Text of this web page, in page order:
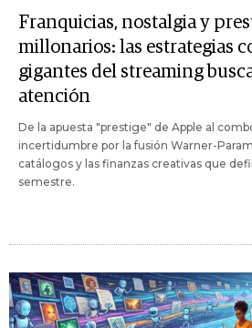
Franquicias, nostalgia y
millonarios: las estrategias
gigantes del streaming
atención
De la apuesta "prestige" de Apple al
incertidumbre por la fusión Warner-
catálogos y las finanzas creativas que
semestre.